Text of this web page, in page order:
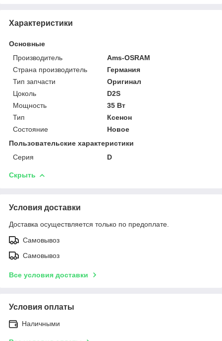
Характеристики
Основные
Производитель
Ams-OSRAM
Страна производитель
Германия
Тип запчасти
Оригинал
Цоколь
D2S
Мощность
35 Вт
Тип
Ксенон
Состояние
Новое
Пользовательские характеристики
Серия
D
Скрыть
Условия доставки
Доставка осуществляется только по предоплате.
Самовывоз
Самовывоз
Все условия доставки
Условия оплаты
Наличными